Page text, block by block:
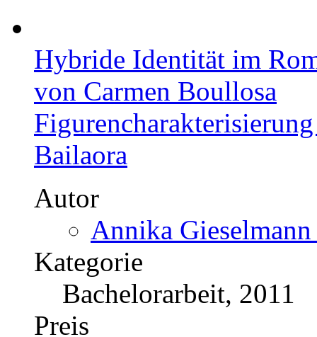
Hybride Identität im
von Carmen Boullosa
Bailaora
Autor
Annika
Kategorie
Bachelorarbeit, 2011
Preis